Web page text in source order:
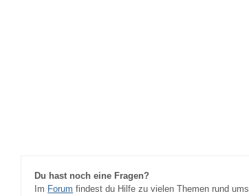
Du hast noch eine Fragen?
Im Forum findest du Hilfe zu vielen Themen rund ums